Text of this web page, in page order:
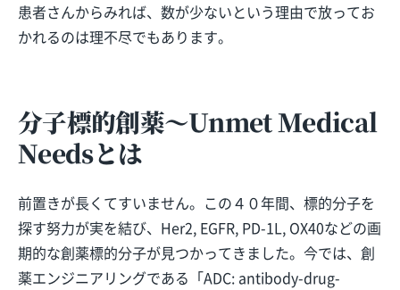
患者さんからみれば、数が少ないという理由で放ってお
かれるのは理不尽でもあります。
分子標的創薬～Unmet Medical
Needsとは
前置きが長くてすいません。この４０年間、標的分子を
探す努力が実を結び、Her2, EGFR, PD-1L, OX40などの画
期的な創薬標的分子が見つかってきました。今では、創
薬エンジニアリングである「ADC: antibody-drug-